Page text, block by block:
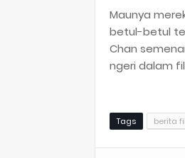
Maunya
betul-betul
Chan
ngeri dalam
Tags berita